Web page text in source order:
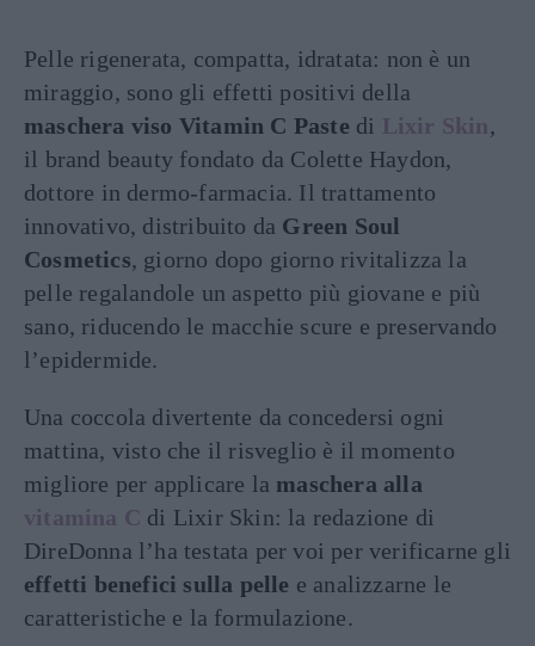
Pelle rigenerata, compatta, idratata: non è un
miraggio, sono gli effetti positivi della
maschera viso Vitamin C Paste di Lixir Skin,
il brand beauty fondato da Colette Haydon,
dottore in dermo-farmacia. Il trattamento
innovativo, distribuito da Green Soul
Cosmetics, giorno dopo giorno rivitalizza la
pelle regalandole un aspetto più giovane e più
sano, riducendo le macchie scure e preservando
l’epidermide.
Una coccola divertente da concedersi ogni
mattina, visto che il risveglio è il momento
migliore per applicare la maschera alla
vitamina C di Lixir Skin: la redazione di
DireDonna l’ha testata per voi per verificarne gli
effetti benefici sulla pelle e analizzarne le
caratteristiche e la formulazione.